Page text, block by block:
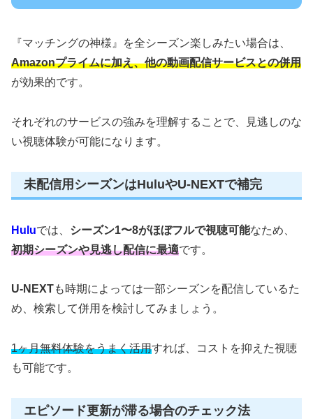
『マッチングの神様』を全シーズン楽しみたい場合は、
Amazonプライムに加え、他の動画配信サービスとの併用
が効果的です。
それぞれのサービスの強みを理解することで、見逃しのな
い視聴体験が可能になります。
未配信用シーズンはHuluやU-NEXTで補完
Huluでは、 シーズン1〜8がほぼフルで視聴可能なため、
初期シーズンや見逃し配信に最適です。
U-NEXTも時期によっては一部シーズンを配信しているた
め、検索して併用を検討してみましょう。
1ヶ月無料体験をうまく活用すれば、コストを抑えた視聴
も可能です。
エピソード更新が滞る場合のチェック法